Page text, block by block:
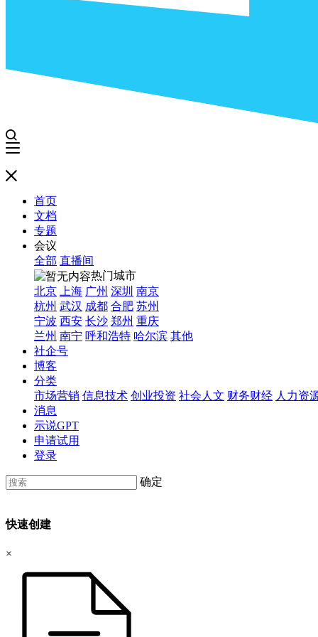
首页
文档
专题
会议
全部 直播间
热门城市
北京
上海 广州 深圳 南京
杭州 武汉 成都 合肥 苏州
宁波 西安 长沙 郑州 重庆
兰州 南宁 呼和浩特 哈尔滨 其他
社企号
博客
分类
市场营销 信息技术 创业投资 社会人文 财务财经 人力资
消息
示说GPT
申请试用
登录
确定
快速创建
×